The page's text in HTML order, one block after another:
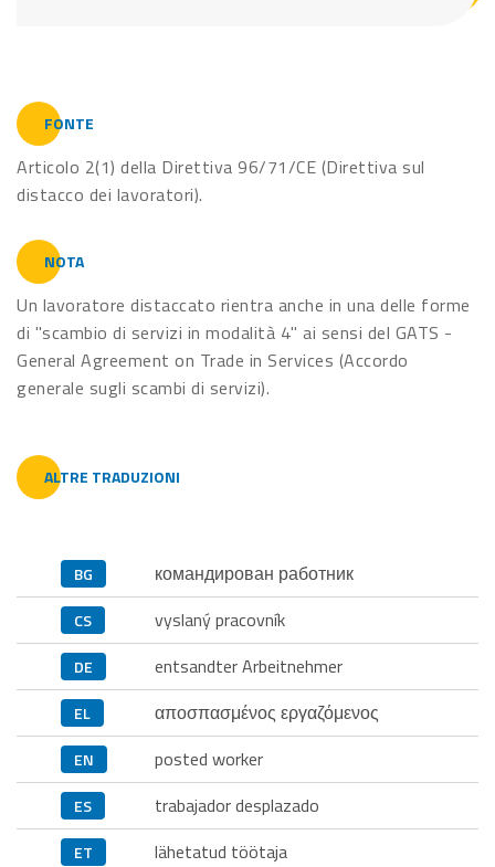
FONTE
Articolo 2(1) della Direttiva 96/71/CE (Direttiva sul
distacco dei lavoratori).
NOTA
Un lavoratore distaccato rientra anche in una delle forme
di "scambio di servizi in modalità 4" ai sensi del GATS -
General Agreement on Trade in Services (Accordo
generale sugli scambi di servizi).
ALTRE TRADUZIONI
BG командирован работник
CS vyslaný pracovník
DE entsandter Arbeitnehmer
EL αποσπασμένος εργαζόμενος
EN posted worker
ES trabajador desplazado
ET lähetatud töötaja